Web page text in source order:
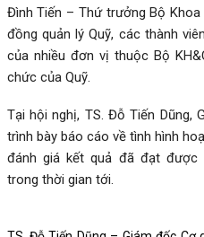
Đình Tiến – Thứ trưởng Bộ
đồng quản lý Quỹ, các thành
của nhiều đơn vị thuộc Bộ
chức của Quỹ.
Tại hội nghị, TS. Đỗ Tiến Dũng,
trình bày báo cáo về tình hình
đánh giá kết quả đã đạt được
trong thời gian tới.